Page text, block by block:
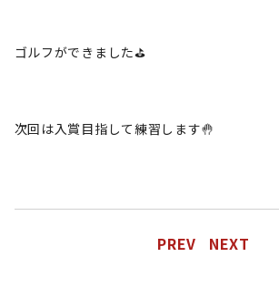
ゴルフができました⛳️
次回は入賞目指して練習します🤚
PREV NEXT